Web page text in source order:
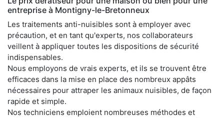
entreprise à Montigny-le-Bretonneux
Les traitements anti-nuisibles sont à employer avec
précaution, et en tant qu'experts, nos collaborateurs
veillent à appliquer toutes les dispositions de sécurité
indispensables.
Nous employons de vrais experts, et ils se trouvent être
efficaces dans la mise en place des nombreux appâts
nécessaires pour attraper les animaux nuisibles, de façon
rapide et simple.
Nos techniciens emploient nombreuses méthodes et